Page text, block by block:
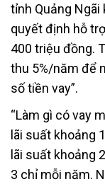
tỉnh Quảng Ngãi
quyết định hỗ
400 triệu đồng.
thu 5%/năm để
số tiền vay”.
“Làm gì có vay
lãi suất khoảng
lãi suất khoảng
3 chỉ mỗi năm.